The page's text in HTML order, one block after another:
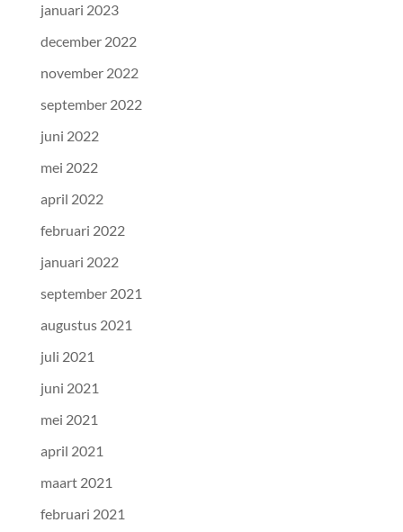
januari 2023
december 2022
november 2022
september 2022
juni 2022
mei 2022
april 2022
februari 2022
januari 2022
september 2021
augustus 2021
juli 2021
juni 2021
mei 2021
april 2021
maart 2021
februari 2021